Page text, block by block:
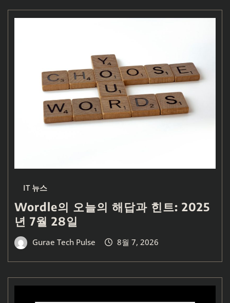
IT 뉴스
Wordle의 오늘의 해답과 힌트: 2025
년 7월 28일
Gurae Tech Pulse 8월 7, 2026